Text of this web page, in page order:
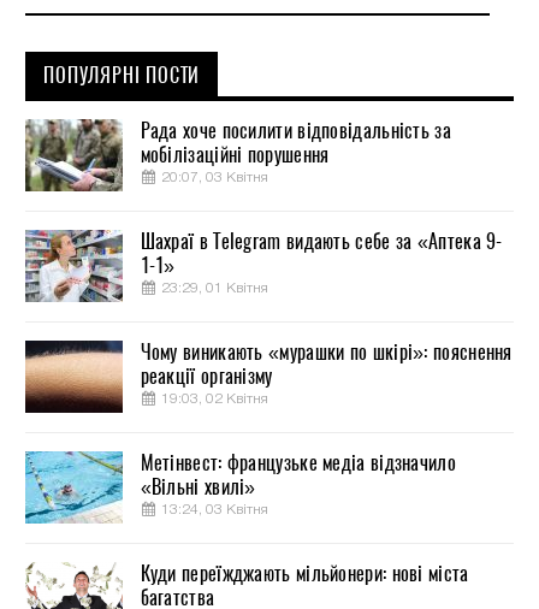
ПОПУЛЯРНІ ПОСТИ
Рада хоче посилити відповідальність за
мобілізаційні порушення
20:07, 03 Квітня
Шахраї в Telegram видають себе за «Аптека 9-
1-1»
23:29, 01 Квітня
Чому виникають «мурашки по шкірі»: пояснення
реакції організму
19:03, 02 Квітня
Метінвест: французьке медіа відзначило
«Вільні хвилі»
13:24, 03 Квітня
Куди переїжджають мільйонери: нові міста
багатства